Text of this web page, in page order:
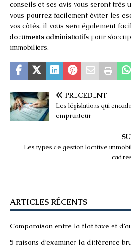
conseils et ses avis vous seront très
vous pourrez facilement éviter les
vos côtés, il vous sera également
documents administratifs pour
immobiliers.
PRÉCÉDENT
Les législations qui
emprunteur
Les types de gestion locative
ARTICLES RÉCENTS
Comparaison entre la flat taxe et
5 raisons d’examiner la différence